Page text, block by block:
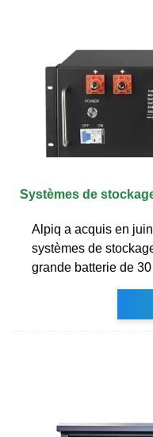
Systèmes de
Alpiq a acquis en
systèmes de
grande batterie de